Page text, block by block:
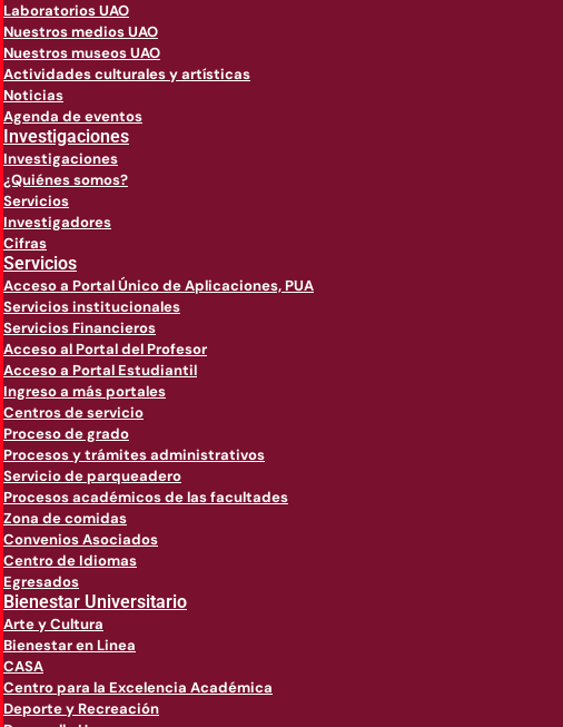
Laboratorios UAO
Nuestros medios UAO
Nuestros museos UAO
Actividades culturales y artísticas
Noticias
Agenda de eventos
Investigaciones
Investigaciones
¿Quiénes somos?
Servicios
Investigadores
Cifras
Servicios
Acceso a Portal Único de Aplicaciones, PUA
Servicios institucionales
Servicios Financieros
Acceso al Portal del Profesor
Acceso a Portal Estudiantil
Ingreso a más portales
Centros de servicio
Proceso de grado
Procesos y trámites administrativos
Servicio de parqueadero
Procesos académicos de las facultades
Zona de comidas
Convenios Asociados
Centro de Idiomas
Egresados
Bienestar Universitario
Arte y Cultura
Bienestar en Linea
CASA
Centro para la Excelencia Académica
Deporte y Recreación